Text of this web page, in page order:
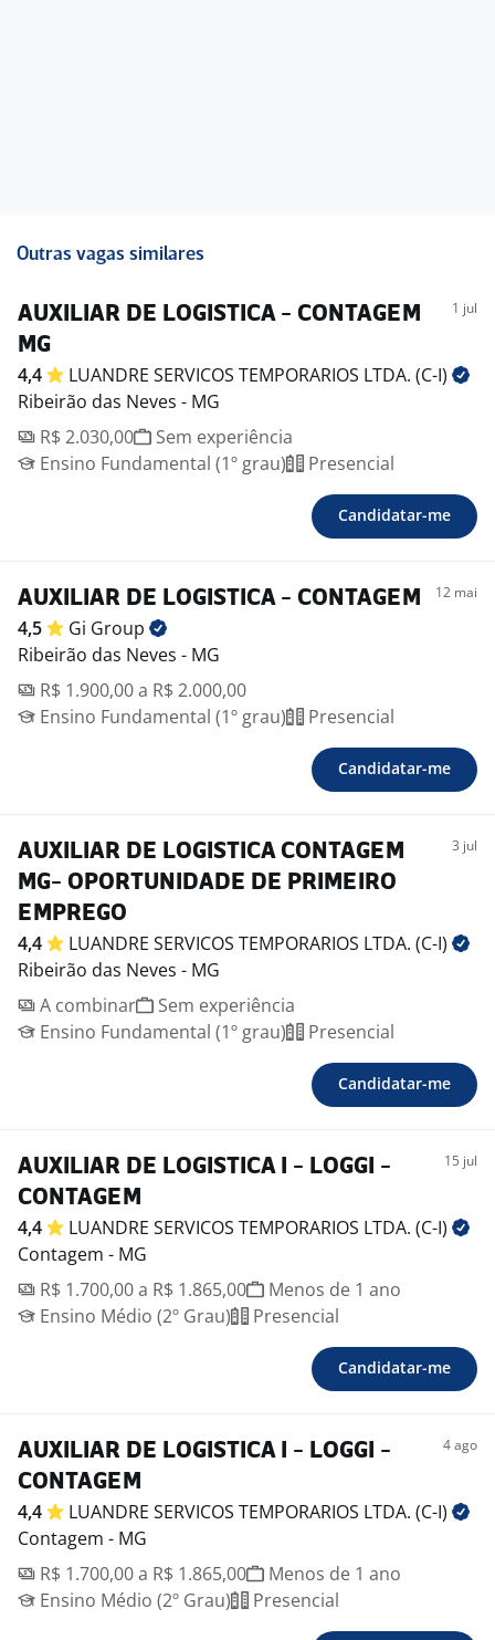
Outras vagas similares
AUXILIAR DE LOGISTICA - CONTAGEM
MG
1 jul
4,4 LUANDRE SERVICOS TEMPORARIOS LTDA. (C-I)
Ribeirão das Neves - MG
R$ 2.030,00
Sem experiência
Ensino Fundamental (1º grau)
Presencial
Candidatar-me
AUXILIAR DE LOGISTICA - CONTAGEM 12 mai
4,5 Gi Group
Ribeirão das Neves - MG
R$ 1.900,00 a R$ 2.000,00
Ensino Fundamental (1º grau)
Presencial
Candidatar-me
AUXILIAR DE LOGISTICA CONTAGEM
MG- OPORTUNIDADE DE PRIMEIRO
EMPREGO
3 jul
4,4 LUANDRE SERVICOS TEMPORARIOS LTDA. (C-I)
Ribeirão das Neves - MG
A combinar
Sem experiência
Ensino Fundamental (1º grau)
Presencial
Candidatar-me
AUXILIAR DE LOGISTICA I - LOGGI -
CONTAGEM
15 jul
4,4 LUANDRE SERVICOS TEMPORARIOS LTDA. (C-I)
Contagem - MG
R$ 1.700,00 a R$ 1.865,00
Menos de 1 ano
Ensino Médio (2º Grau)
Presencial
Candidatar-me
AUXILIAR DE LOGISTICA I - LOGGI -
CONTAGEM
4 ago
4,4 LUANDRE SERVICOS TEMPORARIOS LTDA. (C-I)
Contagem - MG
R$ 1.700,00 a R$ 1.865,00
Menos de 1 ano
Ensino Médio (2º Grau)
Presencial